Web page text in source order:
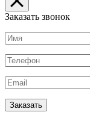
Заказать звонок